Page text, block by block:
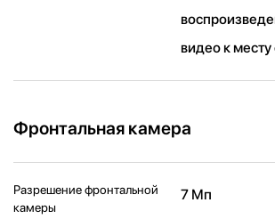
видео к
Фронтальная камера
Разрешение фронтальной
камеры
7 Мп